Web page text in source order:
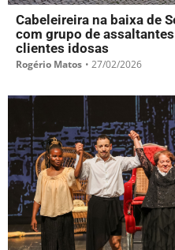
Cabeleireira na baixa de
com grupo de
clientes idosas
Rogério Matos • 27/02/2026